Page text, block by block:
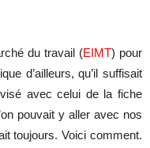
du travail (EIMT) pour
d’ailleurs, qu’il suffisait
avec celui de la fiche
pouvait y aller avec nos
toujours. Voici comment.